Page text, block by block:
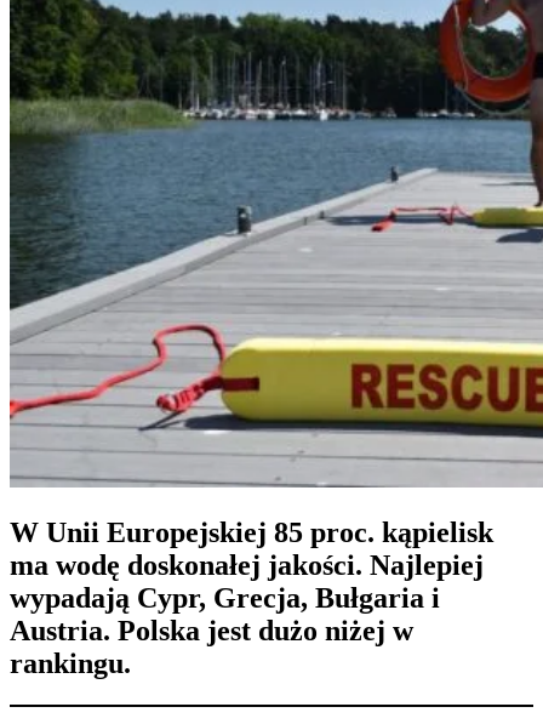
W Unii Europejskiej 85 proc. kąpielisk
ma wodę doskonałej jakości. Najlepiej
wypadają Cypr, Grecja, Bułgaria i
Austria. Polska jest dużo niżej w
rankingu.